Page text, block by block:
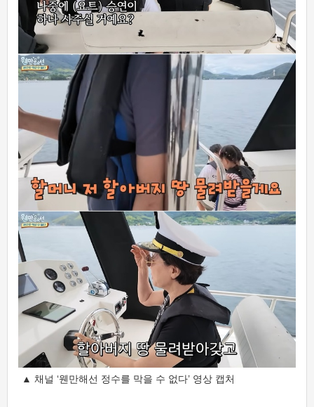
▲ 채널 ‘웬만해선 정수를 막을 수 없다’ 영상 캡처